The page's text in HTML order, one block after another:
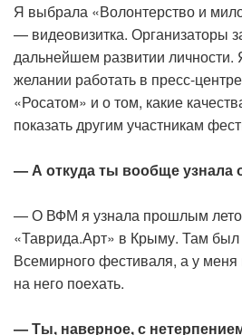
Я выбрала «Волонтерство и
— видеовизитка. Организаторы
дальнейшем развитии личности.
желании работать в пресс-
«Росатом» и о том, какие
показать другим участникам
— А откуда ты вообще
— О ВФМ я узнала прошлым
«Таврида.Арт» в Крыму. Там был
Всемирного фестиваля, а у
на него поехать.
— Ты, наверное, с